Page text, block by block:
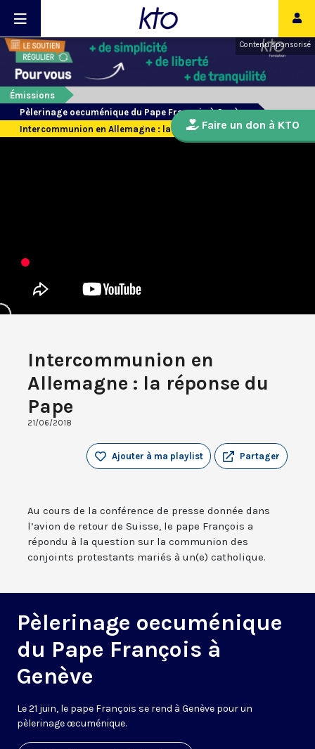
Contenu sponsorisé
Émissions
Pèlerinage oecuménique du Pape François à Genève
Intercommunion en Allemagne : la réponse du Pape
Intercommunion en
Allemagne : la réponse du
Pape
21/06/2018
Partager
Ajouter à ma playlist
Au cours de la conférence de presse donnée dans
l’avion de retour de Suisse, le pape François a
répondu à la question sur la communion des
conjoints protestants mariés à un(e) catholique.
Pèlerinage oecuménique
du Pape François à
Genève
Le 21 juin, le pape François se rend à Genève pour un
pèlerinage œcuménique.
Faire un don à KTO